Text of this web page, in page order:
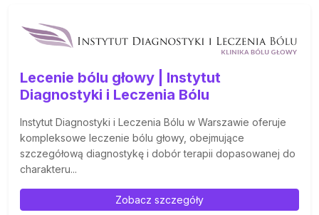
Lecenie bólu głowy | Instytut
Diagnostyki i Leczenia Bólu
Instytut Diagnostyki i Leczenia Bólu w Warszawie oferuje
kompleksowe leczenie bólu głowy, obejmujące
szczegółową diagnostykę i dobór terapii dopasowanej do
charakteru...
Zobacz szczegóły